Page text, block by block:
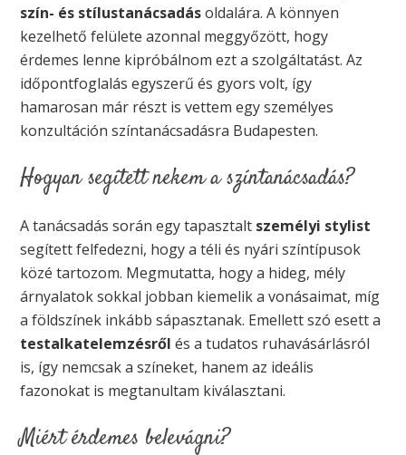
szín- és stílustanácsadásoldalára. A könnyen
kezelhető felülete azonnal meggyőzött, hogy
érdemes lenne kipróbálnom ezt a szolgáltatást. Az
időpontfoglalás egyszerű és gyors volt, így
hamarosan már részt is vettem egy személyes
konzultáción színtanácsadásra Budapesten.
Hogyan segített nekem a színtanácsadás?
A tanácsadás során egy tapasztalt személyi stylist
segített felfedezni, hogy a téli és nyári színtípusok
közé tartozom. Megmutatta, hogy a hideg, mély
árnyalatok sokkal jobban kiemelik a vonásaimat, míg
a földszínek inkább sápasztanak. Emellett szó esett a
testalkatelemzésről és a tudatos ruhavásárlásról
is, így nemcsak a színeket, hanem az ideális
fazonokat is megtanultam kiválasztani.
Miért érdemes belevágni?